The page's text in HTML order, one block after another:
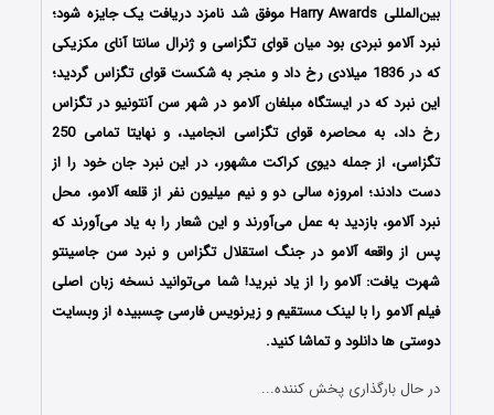
بین‌المللی Harry Awards موفق شد نامزد دریافت یک جایزه شود؛
نبرد آلامو نبردی بود میان قوای تگزاسی و ژنرال سانتا آنای مکزیکی
که در 1836 میلادی رخ داد و منجر به شکست قوای تگزاس گردید؛
این نبرد که در ایستگاه مبلغان آلامو در شهر سن آنتونیو در تگزاس
رخ داد، به محاصره قوای تگزاسی انجامید، و نهایتا تمامی 250
تگزاسی، از جمله دیوی کراکت مشهور، در این نبرد جان خود را از
دست دادند؛ امروزه سالی دو و نیم میلیون نفر از قلعه آلامو، محل
نبرد آلامو، بازدید به عمل می‌آورند و این شعار را به یاد می‌آورند که
پس از واقعه آلامو در جنگ استقلال تگزاس و نبرد سن جاسینتو
شهرت یافت: آلامو را از یاد نبرید! شما می‌توانید نسخه زبان اصلی
فیلم آلامو را با ‌لینک مستقیم و زیرنویس فارسی چسبیده از وبسایت
دوستی ها دانلود و تماشا کنید.
در حال بارگذاری پخش کننده...